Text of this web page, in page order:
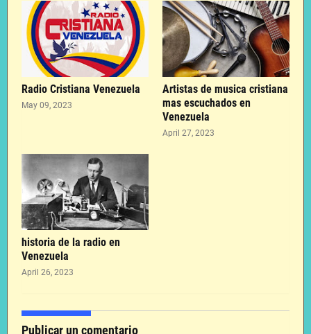
Radio Cristiana Venezuela
May 09, 2023
Artistas de musica cristiana
mas escuchados en
Venezuela
April 27, 2023
historia de la radio en
Venezuela
April 26, 2023
Publicar un comentario